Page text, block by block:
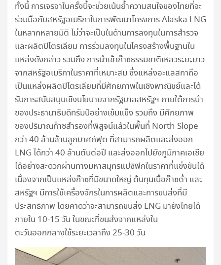
ทั้งนี้ การเจรจาในครั้งนี้จะช่วยเน้นย้ำความสนใจของไทยที่จะ
ร่วมมือกับสหรัฐอเมริกาในการพัฒนาโครงการ Alaska LNG
ในหลากหลายมิติ ไม่ว่าจะเป็นในด้านการลงทุนในการสำรวจ
และผลิตปิโตรเลียม การร่วมลงทุนในโครงสร้างพื้นฐานใน
แหล่งดังกล่าว รวมถึง การนำเข้าก๊าซธรรมชาติเหลวระยะยาว
จากสหรัฐอเมริกาในราคาที่เหมาะสม ซึ่งแหล่งอะแลสกาถือ
เป็นแหล่งผลิตปิโตรเลียมที่มีศักยภาพในเชิงพาณิชย์และได้
รับการสนับสนุนเชิงนโยบายจากรัฐบาลสหรัฐฯ ภายใต้การนำ
ของประธานาธิบดีทรัมป์อย่างเข้มแข็ง รวมถึง มีศักยภาพ
ของปริมาณก๊าซสำรองที่พิสูจน์แล้วในพื้นที่ North Slope
กว่า 40 ล้านล้านลูกบาศก์ฟุต ที่สามารถผลิตและส่งออก
LNG ได้กว่า 40 ล้านตันต่อปี และส่งออกไปยังภูมิภาคเอเชีย
ได้อย่างสะดวกผ่านทางมหาสมุทรแปซิฟิกในราคาที่แข่งขันได้
เนื่องจากเป็นแหล่งก๊าซที่มีขนาดใหญ่ ต้นทุนเนื้อก๊าซต่ำ และ
สหรัฐฯ มีการใช้เครื่องจักรในการผลิตและการขนส่งที่มี
ประสิทธิภาพ โดยคาดว่าจะสามารถขนส่ง LNG มายังไทยได้
ภายใน 10-15 วัน ในขณะที่ขนส่งจากแหล่งใน
ตะวันออกกลางใช้ระยะเวลาถึง 25-30 วัน